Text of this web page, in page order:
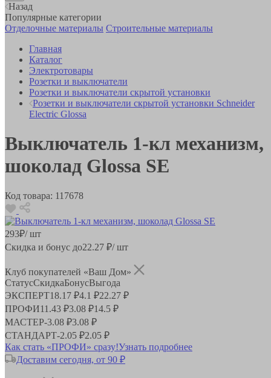
Назад
Популярные категории
Отделочные материалы Строительные материалы
Главная
Каталог
Электротовары
Розетки и выключатели
Розетки и выключатели скрытой установки
Розетки и выключатели скрытой установки Schneider
Electric Glossa
Выключатель 1-кл механизм,
шоколад Glossa SE
Код товара: 117678
293₽/ шт
Скидка и бонус до22.27 ₽/ шт
Клуб покупателей «Ваш Дом»
СтатусСкидкаБонусВыгода
ЭКСПЕРТ18.17 ₽4.1 ₽22.27 ₽
ПРОФИ11.43 ₽3.08 ₽14.5 ₽
МАСТЕР-3.08 ₽3.08 ₽
СТАНДАРТ-2.05 ₽2.05 ₽
Как стать «ПРОФИ» сразу!Узнать подробнее
Доставим сегодня, от 90 ₽